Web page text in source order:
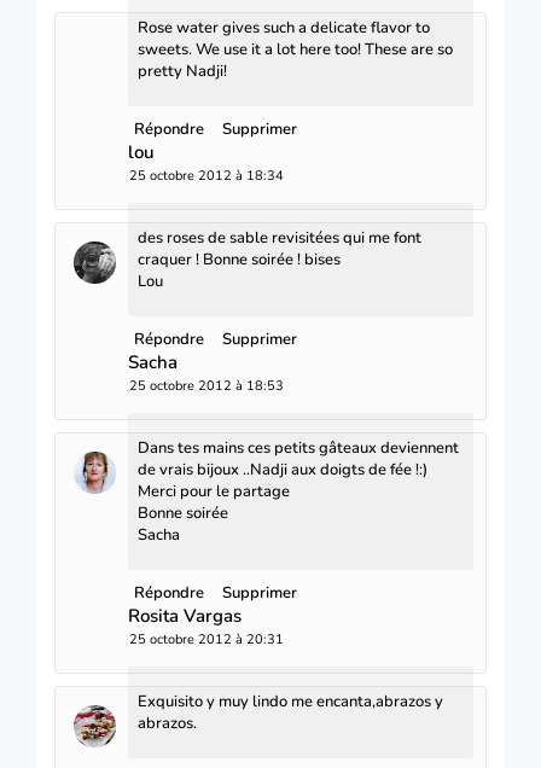
Rose water gives such a delicate flavor to
sweets. We use it a lot here too! These are so
pretty Nadji!
Répondre Supprimer
lou
25 octobre 2012 à 18:34
des roses de sable revisitées qui me font
craquer ! Bonne soirée ! bises
Lou
Répondre Supprimer
Sacha
25 octobre 2012 à 18:53
Dans tes mains ces petits gâteaux deviennent
de vrais bijoux ..Nadji aux doigts de fée !:)
Merci pour le partage
Bonne soirée
Sacha
Répondre Supprimer
Rosita Vargas
25 octobre 2012 à 20:31
Exquisito y muy lindo me encanta,abrazos y
abrazos.